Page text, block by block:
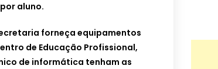
por aluno.
forneça equipamentos
de Educação Profissional,
de informática tenham as